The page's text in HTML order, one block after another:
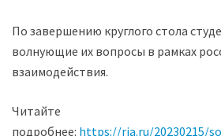
По завершению круглого стола
волнующие их вопросы в рамках
взаимодействия.
Читайте
подробнее: https://ria.ru/20230215/